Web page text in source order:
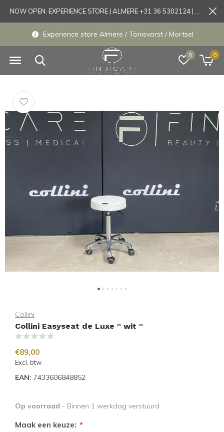
0 0
Experience store Almere / Tönisvorst / Mortsel
Collini
Collini Easyseat de Luxe '' wit ''
€89,00
Excl. btw
EAN: 7433606848852
Op voorraad - Binnen 1 werkdag verstuurd
Maak een keuze: *